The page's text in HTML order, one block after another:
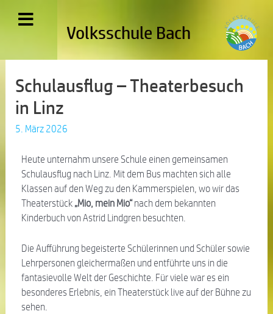
Volksschule Bach
Schulausflug – Theaterbesuch
in Linz
5. März 2026
Heute unternahm unsere Schule einen gemeinsamen
Schulausflug nachLinz. Mit dem Bus machten sich alle
Klassen auf den Weg zu denKammerspielen, wo wir das
Theaterstück„Mio, mein Mio“nach dem bekannten
Kinderbuch vonAstrid Lindgrenbesuchten.
Die Aufführung begeisterte Schülerinnen und Schüler sowie
Lehrpersonen gleichermaßen und entführte uns in die
fantasievolle Welt der Geschichte. Für viele war es ein
besonderes Erlebnis, ein Theaterstück live auf der Bühne zu
sehen.